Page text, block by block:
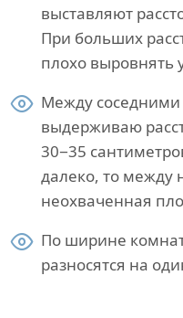
выставляют
При больших
плохо выровнять
Между
выдерживаю
30−35
далеко, то между
неохваченная
По ширине
разносятся на